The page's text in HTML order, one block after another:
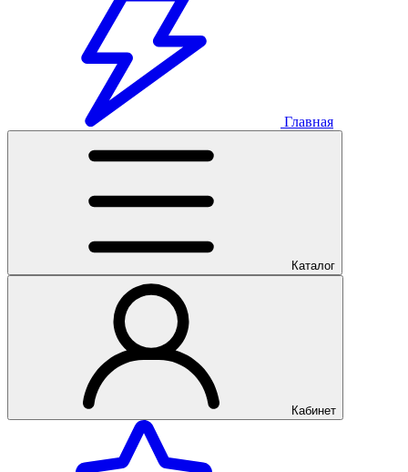
Главная
Каталог
Кабинет